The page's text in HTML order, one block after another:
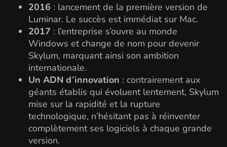
2016 : lancement de la première version de
Luminar. Le succès est immédiat sur Mac.
2017 : l’entreprise s’ouvre au monde
Windows et change de nom pour devenir
Skylum, marquant ainsi son ambition
internationale.
Un ADN d’innovation : contrairement aux
géants établis qui évoluent lentement, Skylum
mise sur la rapidité et la rupture
technologique, n’hésitant pas à réinventer
complètement ses logiciels à chaque grande
version.